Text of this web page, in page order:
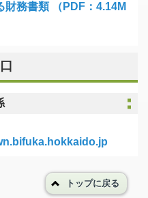
財務書類 （PDF：4.14M
トップに戻る